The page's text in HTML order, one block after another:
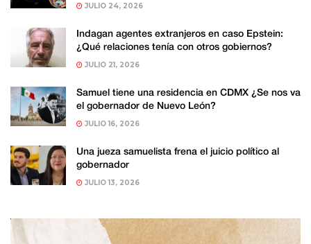
JULIO 24, 2026
Indagan agentes extranjeros en caso Epstein:
¿Qué relaciones tenía con otros gobiernos?
JULIO 21, 2026
Samuel tiene una residencia en CDMX ¿Se nos va
el gobernador de Nuevo León?
JULIO 16, 2026
Una jueza samuelista frena el juicio político al
gobernador
JULIO 13, 2026